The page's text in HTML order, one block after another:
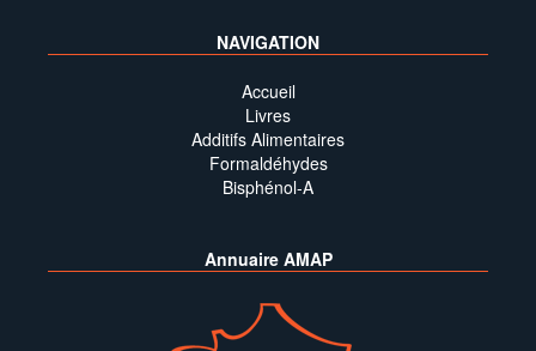
NAVIGATION
Accueil
Livres
Additifs Alimentaires
Formaldéhydes
Bisphénol-A
Annuaire AMAP